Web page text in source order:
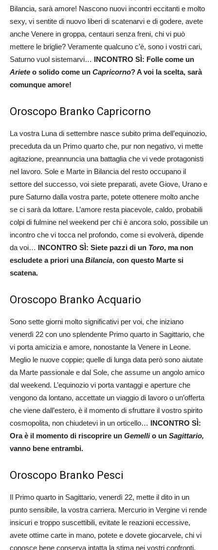
Bilancia, sarà amore! Nascono nuovi incontri eccitanti e molto
sexy, vi sentite di nuovo liberi di scatenarvi e di godere, avete
anche Venere in groppa, centauri senza freni, chi vi può
mettere le briglie? Veramente qualcuno c’è, sono i vostri cari,
Saturno vuol sistemarvi… INCONTRO SÌ: Folle come un
Ariete o solido come un Capricorno? A voi la scelta, sarà
comunque amore!
Oroscopo Branko Capricorno
La vostra Luna di settembre nasce subito prima dell’equinozio,
preceduta da un Primo quarto che, pur non negativo, vi mette
agitazione, preannuncia una battaglia che vi vede protagonisti
nel lavoro. Sole e Marte in Bilancia del resto occupano il
settore del successo, voi siete preparati, avete Giove, Urano e
pure Saturno dalla vostra parte, potete ottenere molto anche
se ci sarà da lottare. L’amore resta piacevole, caldo, probabili
colpi di fulmine nel weekend per chi è ancora solo, possibile un
incontro che vi tocca nel profondo, come si evolverà, dipende
da voi… INCONTRO SÌ: Siete pazzi di un Toro, ma non
escludete a priori unaBilancia, con questo Marte si
scatena.
Oroscopo Branko Acquario
Sono sette giorni molto significativi per voi, che iniziano
venerdì 22 con uno splendente Primo quarto in Sagittario, che
vi porta amicizia e amore, nonostante la Venere in Leone.
Meglio le nuove coppie; quelle di lunga data però sono aiutate
da Marte passionale e dal Sole, che assume un angolo amico
dal weekend. L’equinozio vi porta vantaggi e aperture che
vengono da lontano, accettate un viaggio di lavoro o un’offerta
che viene dall’estero, è il momento di sfruttare il vostro spirito
cosmopolita, non chiudetevi in un orticello… INCONTRO SÌ:
Ora è il momento di riscoprire un Gemellio un Sagittario,
vanno bene entrambi.
Oroscopo Branko Pesci
Il Primo quarto in Sagittario, venerdì 22, mette il dito in un
punto sensibile, la vostra carriera. Mercurio in Vergine vi rende
insicuri e troppo suscettibili, evitate le reazioni eccessive,
avete ottime carte in mano, potete e dovete giocarvele, chi vi
conosce bene conserva intatta la stima nei vostri confronti.